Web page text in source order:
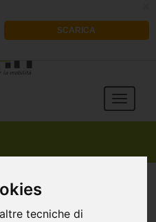
tecniche di
SCARICA